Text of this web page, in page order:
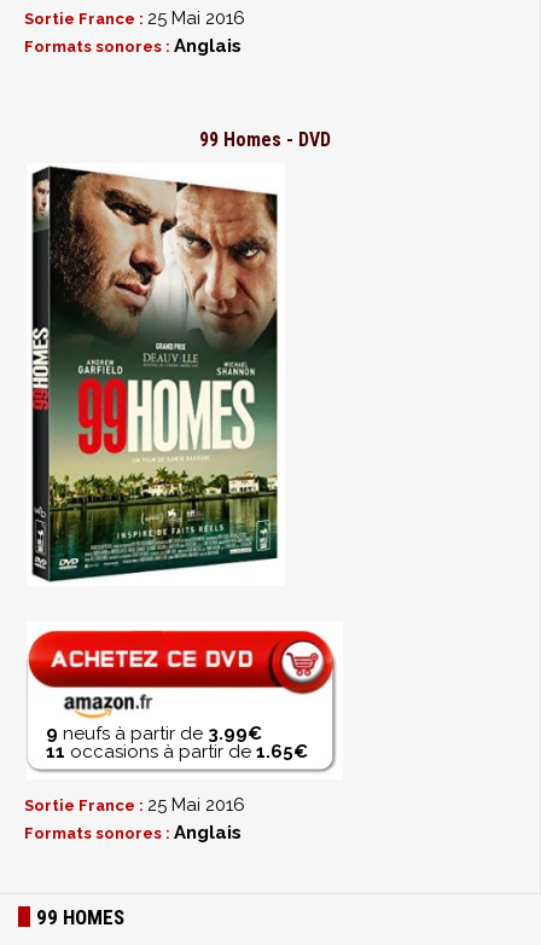
Sortie France : 25 Mai 2016
Formats sonores : Anglais
99 Homes - DVD
9 neufs à partir de 3.99€
11 occasions à partir de 1.65€
Sortie France : 25 Mai 2016
Formats sonores : Anglais
99 HOMES